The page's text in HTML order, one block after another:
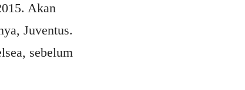
Akan
Juventus.
sebelum